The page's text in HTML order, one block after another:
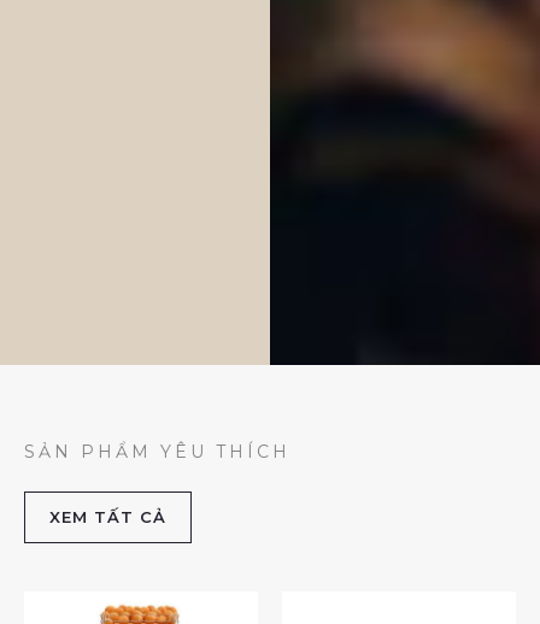
SẢN PHẨM YÊU THÍCH
XEM TẤT CẢ